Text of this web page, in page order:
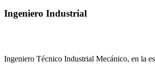
Ingeniero Industrial
Ingeniero Técnico Industrial Mecánico, en la